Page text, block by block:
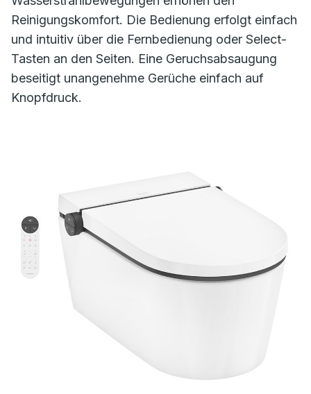
Reinigungskomfort. Die Bedienung erfolgt einfach
und intuitiv über die Fernbedienung oder Select-
Tasten an den Seiten. Eine Geruchsabsaugung
beseitigt unangenehme Gerüche einfach auf
Knopfdruck.